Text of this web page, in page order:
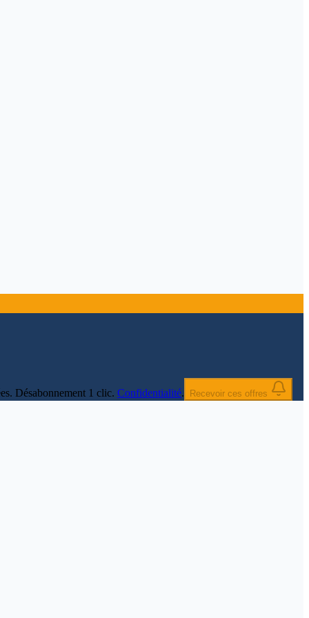
Désabonnement 1 clic. Confidentialité. Recevoir ces offres